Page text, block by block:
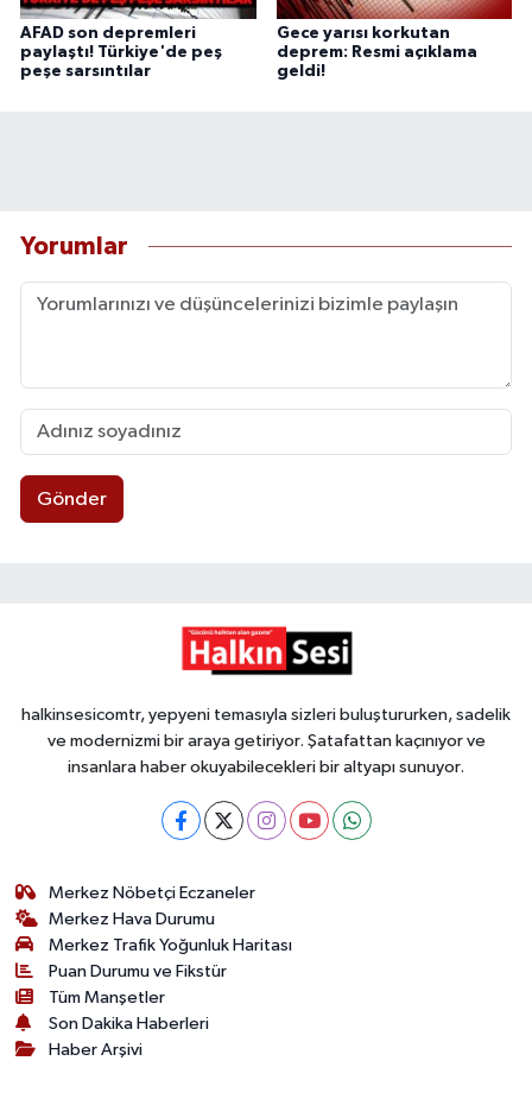
AFAD son depremleri
paylaştı! Türkiye'de peş
peşe sarsıntılar
Gece yarısı korkutan
deprem: Resmi açıklama
geldi!
Yorumlar
Gönder
halkinsesicomtr, yepyeni temasıyla sizleri buluştururken, sadelik
ve modernizmi bir araya getiriyor. Şatafattan kaçınıyor ve
insanlara haber okuyabilecekleri bir altyapı sunuyor.
Merkez Nöbetçi Eczaneler
Merkez Hava Durumu
Merkez Trafik Yoğunluk Haritası
Puan Durumu ve Fikstür
Tüm Manşetler
Son Dakika Haberleri
Haber Arşivi